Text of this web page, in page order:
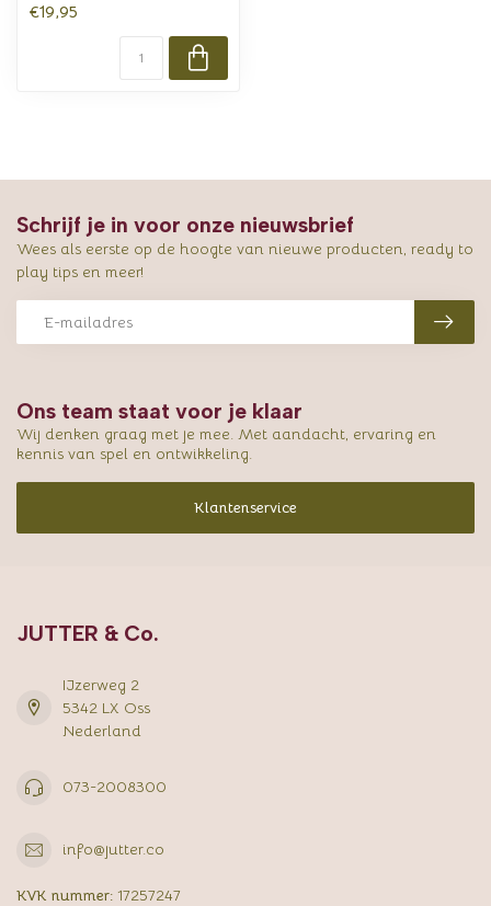
€19,95
Ons team staat voor je klaar
Wij denken graag met je mee. Met aandacht, ervaring en
kennis van spel en ontwikkeling.
Klantenservice
Schrijf je in voor onze nieuwsbrief
Wees als eerste op de hoogte van nieuwe producten, ready to
play tips en meer!
JUTTER & Co.
IJzerweg 2
5342 LX Oss
Nederland
073-2008300
info@jutter.co
KVK nummer: 17257247